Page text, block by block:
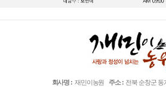
회사명 : 재민이농원 주소 : 전북 순창군 동